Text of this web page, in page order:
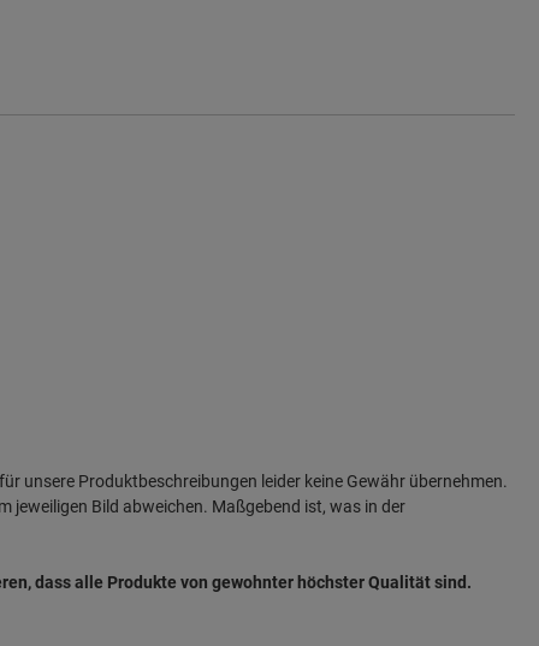
unsere Produktbeschreibungen leider keine Gewähr übernehmen.
jeweiligen Bild abweichen. Maßgebend ist, was in der
dass alle Produkte von gewohnter höchster Qualität sind.